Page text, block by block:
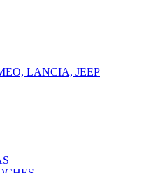
LANCIA, JEEP